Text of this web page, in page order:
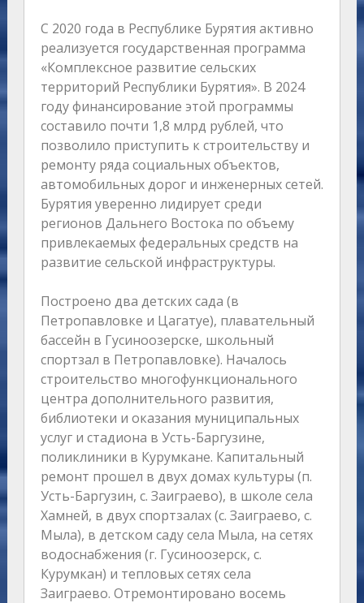
С 2020 года в Республике Бурятия активно
реализуется государственная программа
«Комплексное развитие сельских
территорий Республики Бурятия». В 2024
году финансирование этой программы
составило почти 1,8 млрд рублей, что
позволило приступить к строительству и
ремонту ряда социальных объектов,
автомобильных дорог и инженерных сетей.
Бурятия уверенно лидирует среди
регионов Дальнего Востока по объему
привлекаемых федеральных средств на
развитие сельской инфраструктуры.
Построено два детских сада (в
Петропавловке и Цагатуе), плавательный
бассейн в Гусиноозерске, школьный
спортзал в Петропавловке). Началось
строительство многофункционального
центра дополнительного развития,
библиотеки и оказания муниципальных
услуг и стадиона в Усть-Баргузине,
поликлиники в Курумкане. Капитальный
ремонт прошел в двух домах культуры (п.
Усть-Баргузин, с. Заиграево), в школе села
Хамней, в двух спортзалах (с. Заиграево, с.
Мыла), в детском саду села Мыла, на сетях
водоснабжения (г. Гусиноозерск, с.
Курумкан) и тепловых сетях села
Заиграево. Отремонтировано восемь